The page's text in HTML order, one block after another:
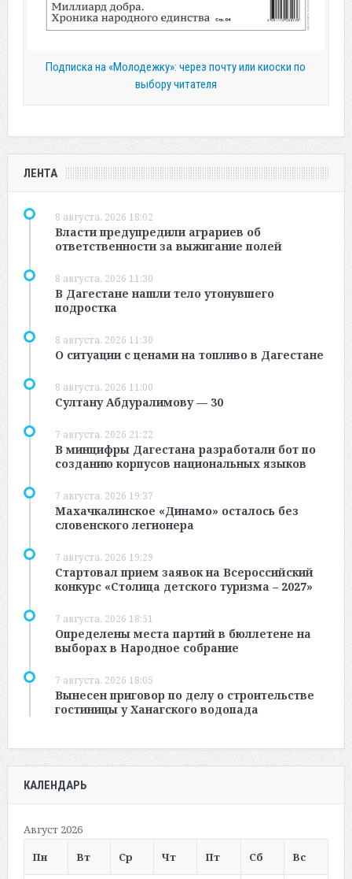
Подписка на «Молодежку»: через почту или киоски по
выбору читателя
ЛЕНТА
8 августа, 2026 18:02
Власти предупредили аграриев об
ответственности за выжигание полей
8 августа, 2026 11:30
В Дагестане нашли тело утонувшего
подростка
8 августа, 2026 11:30
О ситуации с ценами на топливо в Дагестане
8 августа, 2026 11:00
Султану Абдуралимову — 30
7 августа, 2026 21:22
В минцифры Дагестана разработали бот по
созданию корпусов национальных языков
7 августа, 2026 19:37
Махачкалинское «Динамо» осталось без
словенского легионера
7 августа, 2026 19:29
Стартовал прием заявок на Всероссийский
конкурс «Столица детского туризма – 2027»
7 августа, 2026 18:51
Определены места партий в бюллетене на
выборах в Народное собрание
7 августа, 2026 18:05
Вынесен приговор по делу о строительстве
гостиницы у Ханагского водопада
КАЛЕНДАРЬ
Август 2026
Пн
Вт Ср Чт Пт Сб Вс